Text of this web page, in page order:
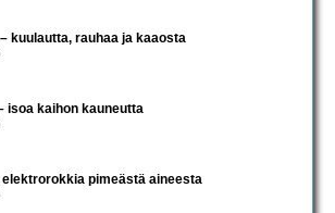
kuulautta, rauhaa ja kaaosta
isoa kaihon kauneutta
elektrorokkia pimeästä aineesta